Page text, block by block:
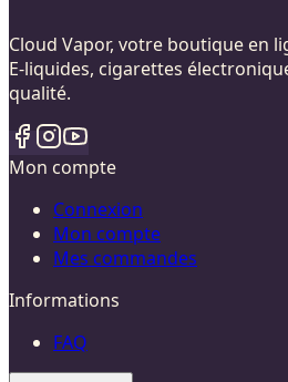
Cloud Vapor, votre boutique en
E-liquides, cigarettes
qualité.
Mon compte
Connexion
Mon compte
Mes commandes
Informations
FAQ